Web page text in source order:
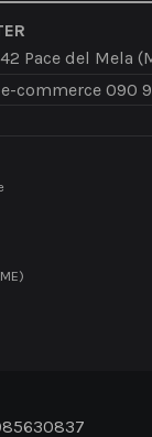
Pace del Mela
commerce 090